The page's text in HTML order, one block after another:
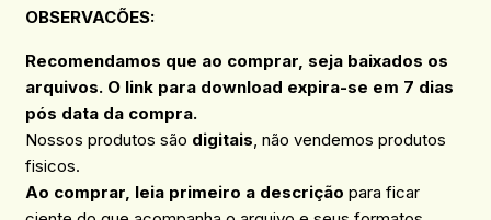
OBSERVACÕES:
Recomendamos que ao comprar, seja baixados os
arquivos. O link para download expira-se em 7 dias
pós data da compra.
Nossos produtos são digitais, não vendemos produtos
fisicos.
Ao comprar, leia primeiro a descrição para ficar